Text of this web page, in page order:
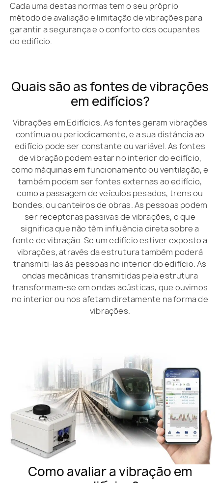
Cada uma destas normas tem o seu próprio
método de avaliação e limitação de vibrações para
garantir a segurança e o conforto dos ocupantes
do edifício.
Quais são as fontes de vibrações
em edifícios?
Vibrações em Edifícios. As fontes geram vibrações
contínua ou periodicamente, e a sua distância ao
edifício pode ser constante ou variável. As fontes
de vibração podem estar no interior do edifício,
como máquinas em funcionamento ou ventilação, e
também podem ser fontes externas ao edifício,
como a passagem de veículos pesados, trens ou
bondes, ou canteiros de obras. As pessoas podem
ser receptoras passivas de vibrações, o que
significa que não têm influência direta sobre a
fonte de vibração. Se um edifício estiver exposto a
vibrações, através da estrutura também poderá
transmiti-las às pessoas no interior do edifício. As
ondas mecânicas transmitidas pela estrutura
transformam-se em ondas acústicas, que ouvimos
no interior ou nos afetam diretamente na forma de
vibrações.
Como avaliar a vibração em